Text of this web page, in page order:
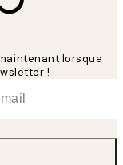
lorsque
!